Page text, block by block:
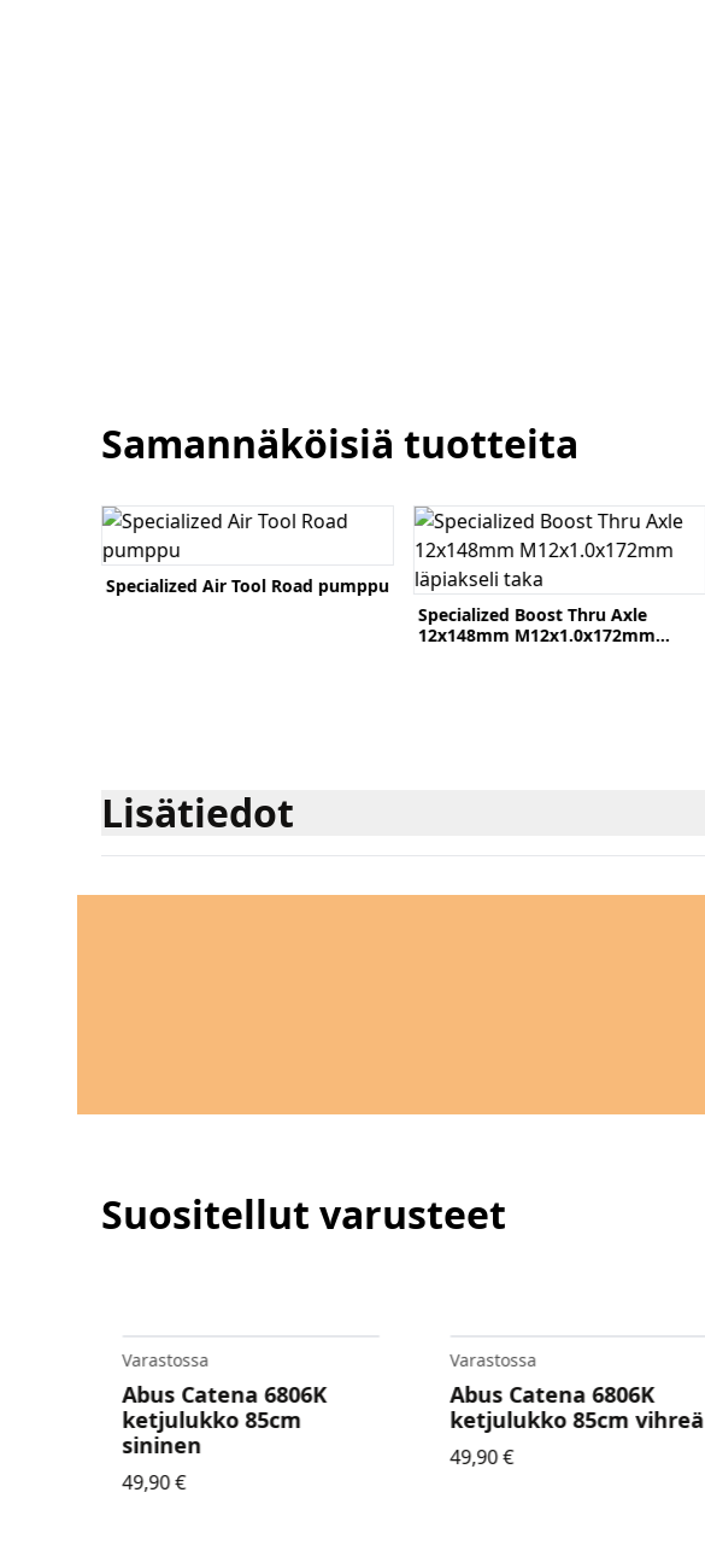
Samannäköisiä tuotteita
Katso tuote
Specialized Air Tool Road pumppu
Katso tuote
Specialized Boost Thru Axle
12x148mm M12x1.0x172mm
Lisätiedot
Suositellut varusteet
Varastossa
Abus Catena 6806K
ketjulukko 85cm
sininen
49,90€
Varastossa
Abus Catena 6806K
ketjulukko 85cm vihreä
49,90€